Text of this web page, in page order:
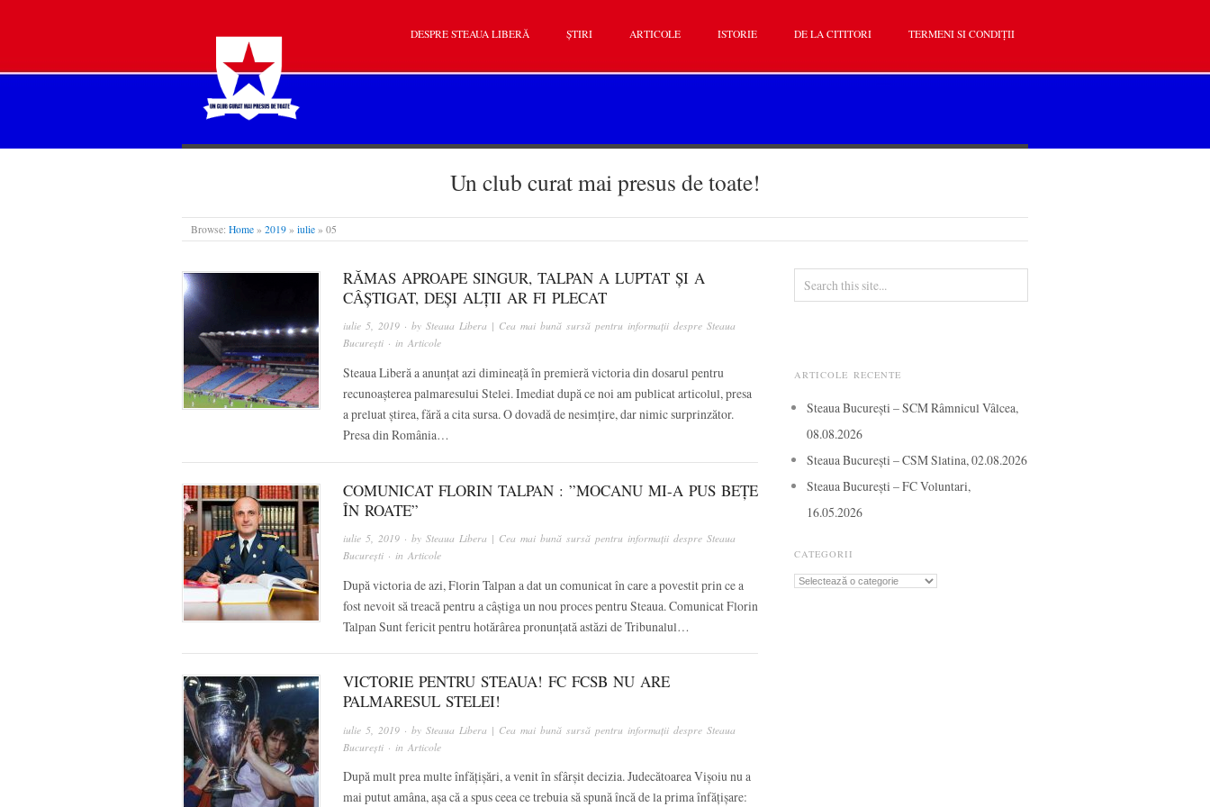
STEAUA LIBERĂ
DESPRE STEAUA LIBERĂ ȘTIRI ARTICOLE ISTORIE DE LA CITITORI TERMENI SI CONDIȚII
Un club curat mai presus de toate!
Browse: Home » 2019 » iulie » 05
RĂMAS APROAPE SINGUR, TALPAN A LUPTAT ȘI A
CÂȘTIGAT, DEȘI ALȚII AR FI PLECAT
iulie 5, 2019 · by Steaua Libera | Cea mai bună sursă pentru informații despre Steaua
București · in Articole
Steaua Liberă a anunțat azi dimineață în premieră victoria din dosarul pentru
recunoașterea palmaresului Stelei. Imediat după ce noi am publicat articolul, presa
a preluat știrea, fără a cita sursa. O dovadă de nesimțire, dar nimic surprinzător.
Presa din România…
COMUNICAT FLORIN TALPAN : ”MOCANU MI-A PUS BEȚE
ÎN ROATE”
iulie 5, 2019 · by Steaua Libera | Cea mai bună sursă pentru informații despre Steaua
București · in Articole
După victoria de azi, Florin Talpan a dat un comunicat în care a povestit prin ce a
fost nevoit să treacă pentru a câștiga un nou proces pentru Steaua. Comunicat Florin
Talpan Sunt fericit pentru hotărârea pronunțată astăzi de Tribunalul…
VICTORIE PENTRU STEAUA! FC FCSB NU ARE
PALMARESUL STELEI!
iulie 5, 2019 · by Steaua Libera | Cea mai bună sursă pentru informații despre Steaua
București · in Articole
După mult prea multe înfățișări, a venit în sfârșit decizia. Judecătoarea Vișoiu nu a
mai putut amâna, așa că a spus ceea ce trebuia să spună încă de la prima înfățișare:
ARTICOLE RECENTE
Steaua București – SCM Râmnicul Vâlcea,
08.08.2026
Steaua București – CSM Slatina, 02.08.2026
Steaua București – FC Voluntari,
16.05.2026
CATEGORII
Categorii